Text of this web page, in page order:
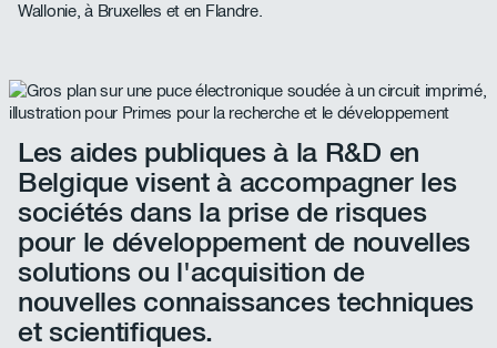
Wallonie, à Bruxelles et en Flandre.
Les aides publiques à la R&D en
Belgique visent à accompagner les
sociétés dans la prise de risques
pour le développement de nouvelles
solutions ou l'acquisition de
nouvelles connaissances techniques
et scientifiques.